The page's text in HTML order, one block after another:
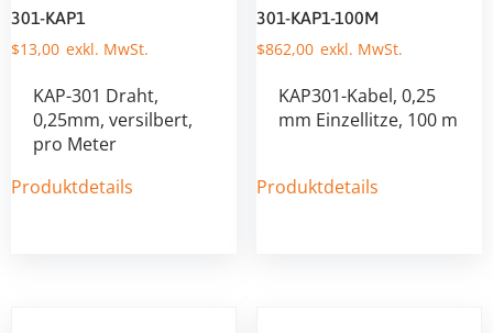
301-KAP1
$13,00
KAP-301 Draht,
0,25mm, versilbert,
pro Meter
Produktdetails
301-KAP1-100M
$862,00
KAP301-Kabel, 0,25
mm Einzellitze, 100 m
Produktdetails